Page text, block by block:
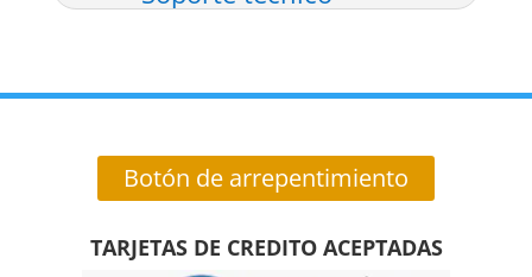
Botón de arrepentimiento
TARJETAS DE CREDITO ACEPTADAS